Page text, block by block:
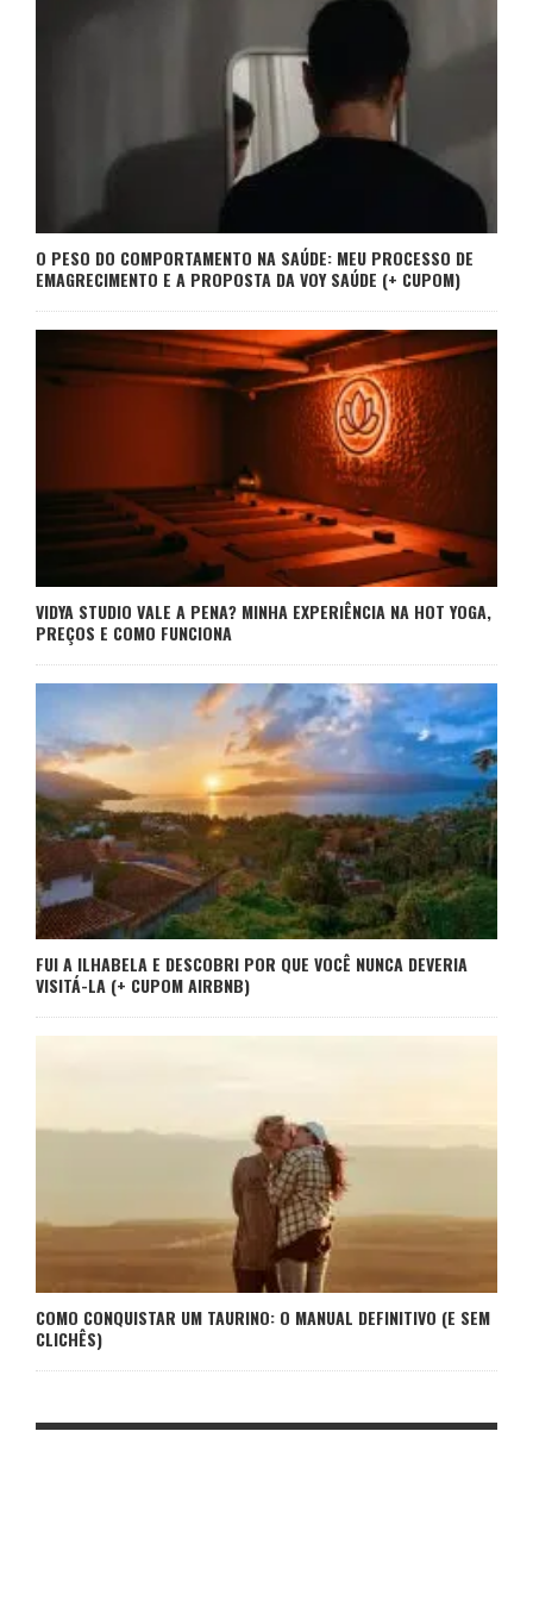
O PESO DO COMPORTAMENTO NA SAÚDE: MEU PROCESSO DE
EMAGRECIMENTO E A PROPOSTA DA VOY SAÚDE (+ CUPOM)
VIDYA STUDIO VALE A PENA? MINHA EXPERIÊNCIA NA HOT YOGA,
PREÇOS E COMO FUNCIONA
FUI A ILHABELA E DESCOBRI POR QUE VOCÊ NUNCA DEVERIA
VISITÁ-LA (+ CUPOM AIRBNB)
COMO CONQUISTAR UM TAURINO: O MANUAL DEFINITIVO (E SEM
CLICHÊS)